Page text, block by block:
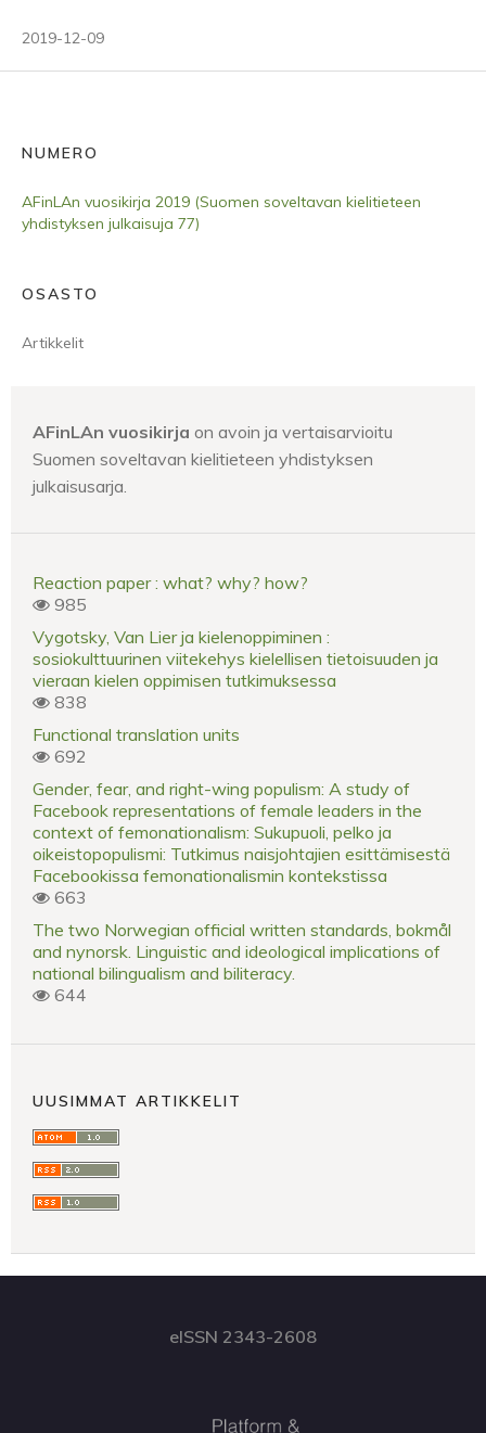
2019-12-09
NUMERO
AFinLAn vuosikirja 2019 (Suomen soveltavan kielitieteen
yhdistyksen julkaisuja 77)
OSASTO
Artikkelit
AFinLAn vuosikirja on avoin ja vertaisarvioitu
Suomen soveltavan kielitieteen yhdistyksen
julkaisusarja.
Reaction paper : what? why? how?
985
Vygotsky, Van Lier ja kielenoppiminen :
sosiokulttuurinen viitekehys kielellisen tietoisuuden ja
vieraan kielen oppimisen tutkimuksessa
838
Functional translation units
692
Gender, fear, and right-wing populism: A study of
Facebook representations of female leaders in the
context of femonationalism: Sukupuoli, pelko ja
oikeistopopulismi: Tutkimus naisjohtajien esittämisestä
Facebookissa femonationalismin kontekstissa
663
The two Norwegian official written standards, bokmål
and nynorsk. Linguistic and ideological implications of
national bilingualism and biliteracy.
644
UUSIMMAT ARTIKKELIT
eISSN 2343-2608